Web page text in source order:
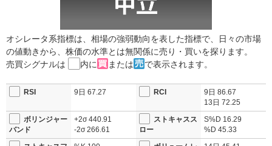
オシレータ系指標は、相場の強弱動向を表した指標で、日々の市場
の値動きから、株価の水準とは無関係に売り・買いを探ります。
売買シグナルは
内に または で表示されます。
RSI 9日 67.27 RCI 9日 86.67
13日 72.25
ボリンジャー
バンド
+2σ440.91
-2σ266.61
ストキャスス
ロー
S%D 16.29
%D 45.33